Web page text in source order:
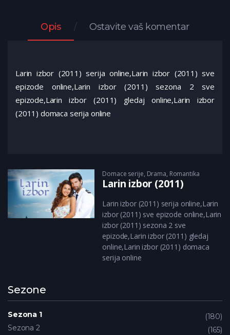
Opis Ostavite vaš komentar
Larin izbor (2011) serija online,Larin izbor (2011) sve
epizode online,Larin izbor (2011) sezona 2 sve
epizode,Larin izbor (2011) gledaj online,Larin izbor
(2011) domaca serija online
Domace serije, Drama, Romantika
Larin izbor (2011)
Larin izbor (2011) serija online,Larin
izbor (2011) sve epizode online,Larin
izbor (2011) sezona 2 sve
epizode,Larin izbor (2011) gledaj
online,Larin izbor (2011) domaca
serija online
Sezone
Sezona 1
180
Sezona 2
165